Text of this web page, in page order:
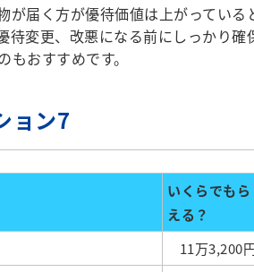
が届く方が優待価値は上がっている
待変更、改悪になる前にしっかり確
おすすめです。
ョン7
いくらでもら
える？
11万3,200